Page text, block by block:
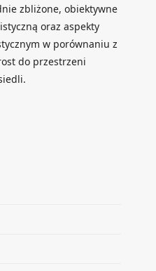
zbliżone, obiektywne
oraz aspekty
w porównaniu z
do przestrzeni